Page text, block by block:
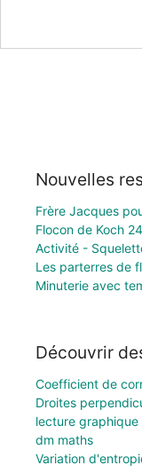
Nouvelles
Frère Jacques
Flocon de Koch
Activité -
Les parterres de
Minuterie avec
Découvrir
Coefficient de
Droites
lecture
dm maths
Variation